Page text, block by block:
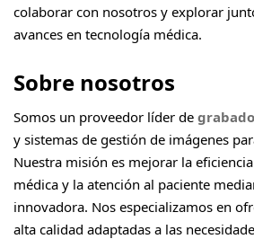
colaborar con nosotros y explorar
avances en tecnología médica.
Sobre nosotros
Somos un proveedor líder de
y sistemas de gestión de imágenes
Nuestra misión es mejorar la
médica y la atención al paciente
innovadora. Nos especializamos en
alta calidad adaptadas a las